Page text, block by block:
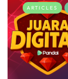
ARTICLES